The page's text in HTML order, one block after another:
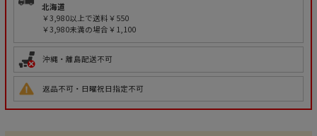
北海道
￥3,980以上で送料￥550
￥3,980未満の場合￥1,100
沖縄・離島配送不可
返品不可・日曜祝日指定不可